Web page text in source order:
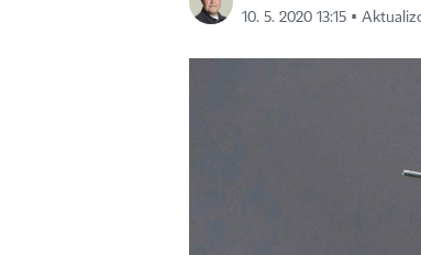
10. 5. 2020 13:15 ▪